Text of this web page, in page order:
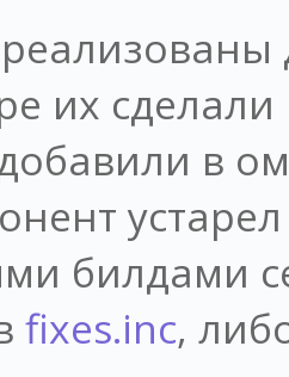
их
в
билдами
fixes.inc,